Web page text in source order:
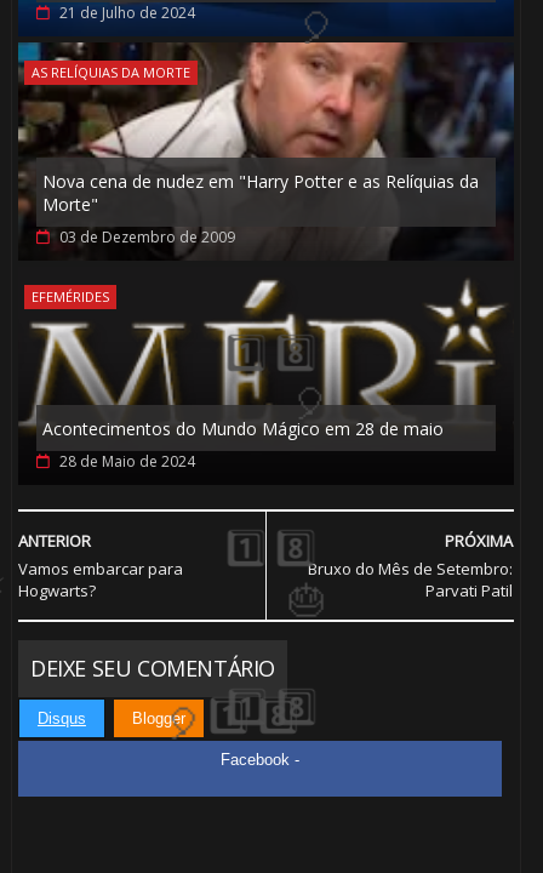
21 de Julho de 2024
AS RELÍQUIAS DA MORTE
Nova cena de nudez em "Harry Potter e as Relíquias da
Morte"
03 de Dezembro de 2009
EFEMÉRIDES
Acontecimentos do Mundo Mágico em 28 de maio
28 de Maio de 2024
PRÓXIMA
Bruxo do Mês de Setembro:
Parvati Patil
ANTERIOR
Vamos embarcar para
Hogwarts?
DEIXE SEU COMENTÁRIO
Disqus Blogger
Facebook -
⚡
🎂